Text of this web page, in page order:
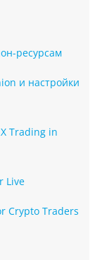
ресурсам
и настройки
Trading in
Live
Crypto Traders